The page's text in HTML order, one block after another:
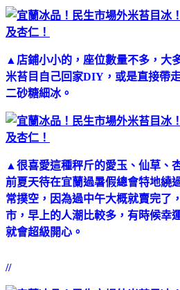
▲店鋪小小的，座位數量不多，大
米苔目自己回家DIY，或是直接帶
二砂糖細冰。
▲很喜愛這種秤斤的愛玉、仙草、
前夏天待在宜蘭過暑假總會特地繞
常撲空，因為過中午大概就賣完了
市，早上的人潮比較多，有時候幸
就會超級開心。
//